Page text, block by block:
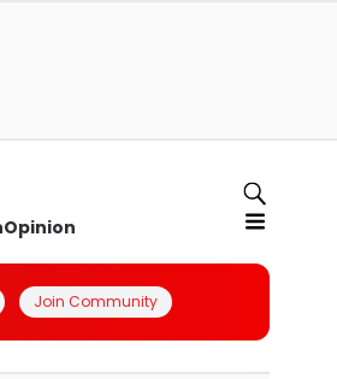
Opinion
Join Community